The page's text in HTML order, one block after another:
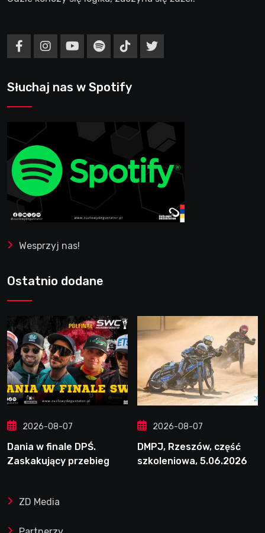
Słuchaj nas w Spotify
Wesprzyj nas!
Ostatnio dodane
2026-08-07
Dania w finale DPŚ.
Zaskakujący przebieg
2026-08-07
DMPJ, Rzeszów, część
szkoleniowa, 5.06.2026
ZD Media